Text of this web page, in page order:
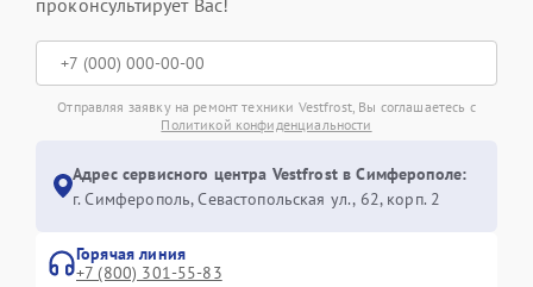
Отправляя заявку на ремонт техники Vestfrost, Вы соглашаетесь с
Политикой конфиденциальности
Адрес сервисного центра Vestfrost в Симферополе:
г. Симферополь, Севастопольская ул., 62, корп. 2
Горячая линия
+7 (800) 301-55-83